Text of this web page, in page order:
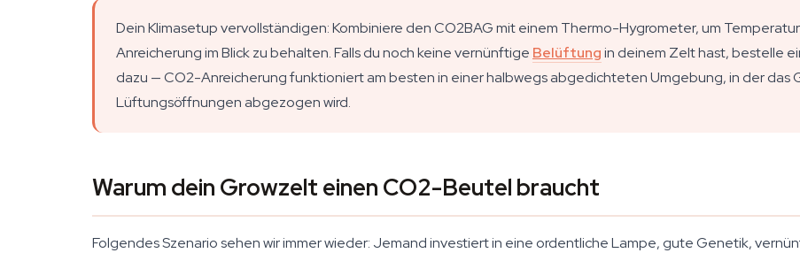
Dein Klimasetup vervollständigen: Kombiniere den CO2BAG mit einem Thermo-Hygrometer, um
Anreicherung im Blick zu behalten. Falls du noch keine vernünftige Belüftungin deinem Zelt hast, bestelle
dazu — CO2-Anreicherung funktioniert am besten in einer halbwegs abgedichteten Umgebung, in der das
Lüftungsöffnungen abgezogen wird.
Warum dein Growzelt einen CO2-Beutel braucht
Folgendes Szenario sehen wir immer wieder: Jemand investiert in eine ordentliche Lampe, gute Genetik,